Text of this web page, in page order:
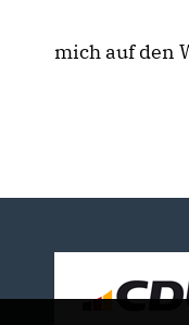
mich auf den